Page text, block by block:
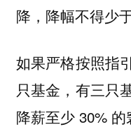
降，降幅不得少于
如果严格按照指
只基金，有三只
降薪至少 30% 的